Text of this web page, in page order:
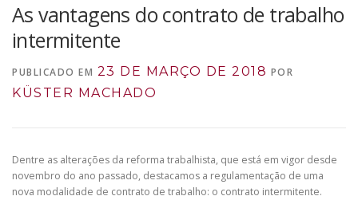
As vantagens do contrato de trabalho
intermitente
PUBLICADO EM 23 DE MARÇO DE 2018 POR
KÜSTER MACHADO
Dentre as alterações da reforma trabalhista, que está em vigor desde
novembro do ano passado, destacamos a regulamentação de uma
nova modalidade de contrato de trabalho: o contrato intermitente.